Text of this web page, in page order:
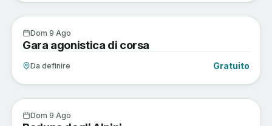
Active
Dom 9 Ago
Gara agonistica di corsa
Da definire Gratuito
Musica e Spettacoli
Dom 9 Ago